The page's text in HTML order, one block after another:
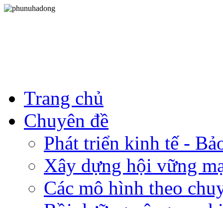
Trang chủ
Chuyên đề
Phát triển kinh tế -
Xây dựng hội vững
Các mô hình theo